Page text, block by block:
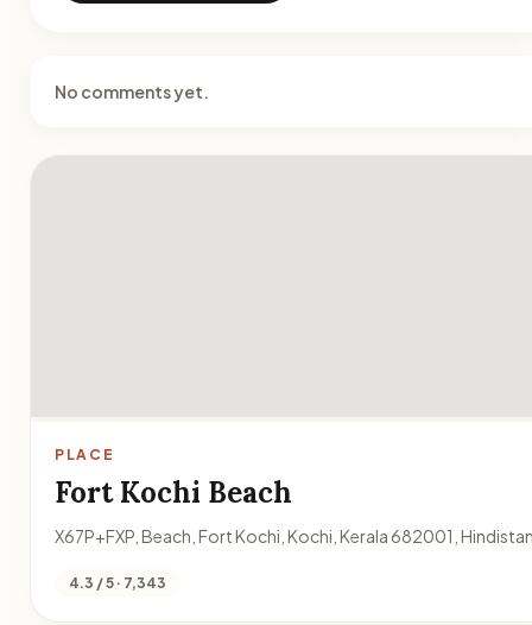
No comments yet.
PLACE
Fort Kochi Beach
X67P+FXP, Beach, Fort Kochi, Kochi, Kerala 682001,
4.3 / 5 · 7,343